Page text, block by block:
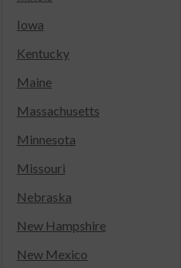
Iowa
Kentucky
Maine
Massachusetts
Minnesota
Missouri
Nebraska
New Hampshire
New Mexico